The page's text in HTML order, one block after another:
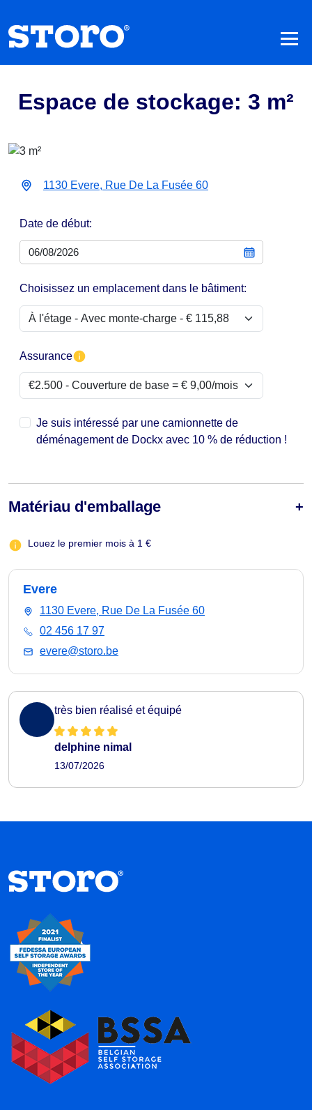
Espace de stockage: 3 m²
1130 Evere, Rue De La Fusée 60
Date de début:
Choisissez un emplacement dans le bâtiment:
Assurance
Je suis intéressé par une camionnette de
déménagement de Dockx avec 10 % de réduction !
Matériau d'emballage
Louez le premier mois à 1 €
Evere
1130 Evere, Rue De La Fusée 60
02 456 17 97
evere@storo.be
très bien réalisé et équipé
delphine nimal
13/07/2026